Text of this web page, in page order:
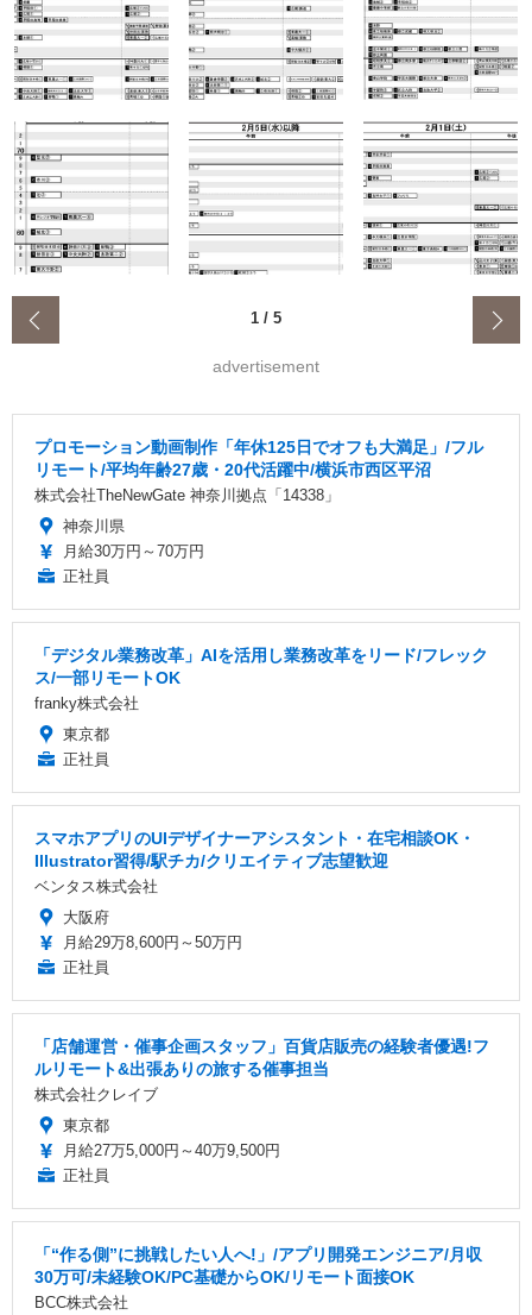
1 / 5
advertisement
プロモーション動画制作「年休125日でオフも大満足」/フル
リモート/平均年齢27歳・20代活躍中/横浜市西区平沼
株式会社TheNewGate 神奈川拠点「14338」
神奈川県
月給30万円～70万円
正社員
「デジタル業務改革」AIを活用し業務改革をリード/フレック
ス/一部リモートOK
franky株式会社
東京都
正社員
スマホアプリのUIデザイナーアシスタント・在宅相談OK・
Illustrator習得/駅チカ/クリエイティブ志望歓迎
ベンタス株式会社
大阪府
月給29万8,600円～50万円
正社員
「店舗運営・催事企画スタッフ」百貨店販売の経験者優遇!フ
ルリモート&出張ありの旅する催事担当
株式会社クレイブ
東京都
月給27万5,000円～40万9,500円
正社員
「“作る側”に挑戦したい人へ!」/アプリ開発エンジニア/月収
30万可/未経験OK/PC基礎からOK/リモート面接OK
BCC株式会社